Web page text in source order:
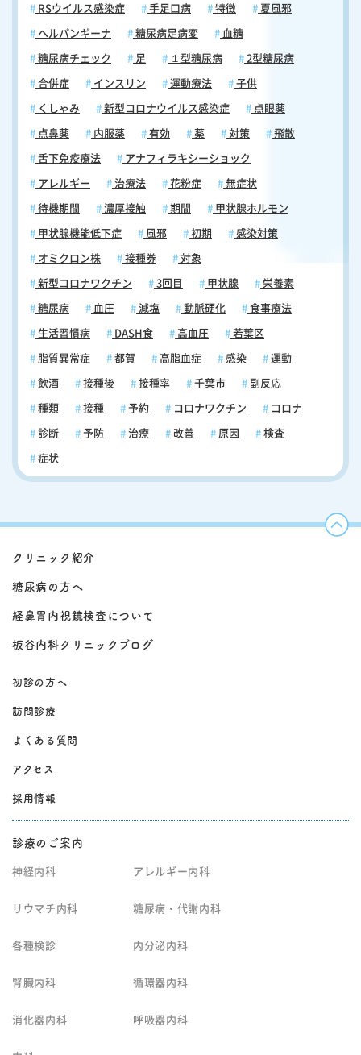
RSウイルス感染症 手足口病 特徴 夏風邪
ヘルパンギーナ 糖尿病足病変 血糖
糖尿病チェック 足 １型糖尿病 2型糖尿病
合併症 インスリン 運動療法 子供
くしゃみ 新型コロナウイルス感染症 点眼薬
点鼻薬 内服薬 有効 薬 対策 飛散
舌下免疫療法 アナフィラキシーショック
アレルギー 治療法 花粉症 無症状
待機期間 濃厚接触 期間 甲状腺ホルモン
甲状腺機能低下症 風邪 初期 感染対策
オミクロン株 接種券 対象
新型コロナワクチン 3回目 甲状腺 栄養素
糖尿病 血圧 減塩 動脈硬化 食事療法
生活習慣病 DASH食 高血圧 若葉区
脂質異常症 都賀 高脂血症 感染 運動
飲酒 接種後 接種率 千葉市 副反応
種類 接種 予約 コロナワクチン コロナ
診断 予防 治療 改善 原因 検査
症状
クリニック紹介
糖尿病の方へ
経鼻胃内視鏡検査について
板谷内科クリニックブログ
初診の方へ
訪問診療
よくある質問
アクセス
採用情報
診療のご案内
神経内科 アレルギー内科
リウマチ内科 糖尿病・代謝内科
各種検診 内分泌内科
腎臓内科 循環器内科
消化器内科 呼吸器内科